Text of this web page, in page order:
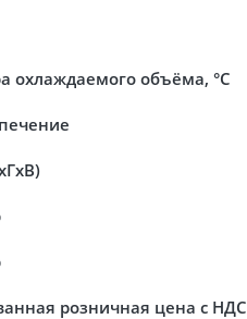
охлаждаемого объёма, °C
розничная цена с НДС